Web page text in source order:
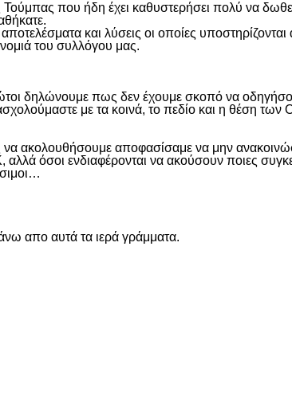
Τούμπας που ήδη έχει καθυστερήσει πολύ να
και λύσεις οι οποίες
του συλλόγου μας.
δηλώνουμε πως δεν έχουμε σκοπό να
με τα κοινά, το πεδίο και η θέση
ακολουθήσουμε αποφασίσαμε να μην
ενδιαφέρονται να ακούσουν ποιες
απο αυτά τα ιερά γράμματα.